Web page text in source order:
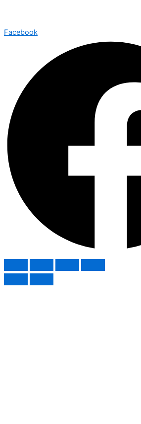
Facebook